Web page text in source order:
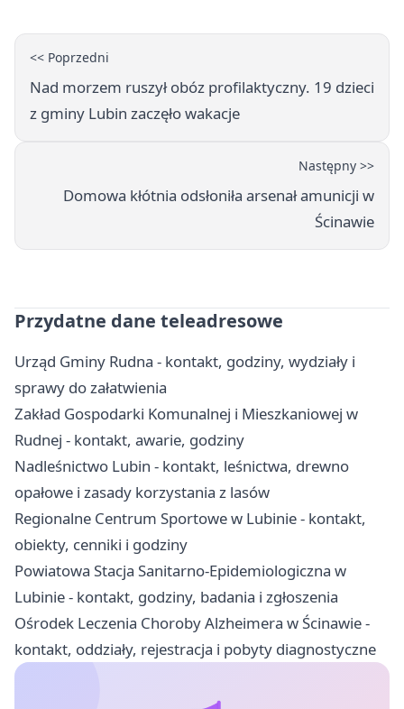
<< Poprzedni
Nad morzem ruszył obóz profilaktyczny. 19 dzieci
z gminy Lubin zaczęło wakacje
Następny >>
Domowa kłótnia odsłoniła arsenał amunicji w
Ścinawie
Przydatne dane teleadresowe
Urząd Gminy Rudna - kontakt, godziny, wydziały i
sprawy do załatwienia
Zakład Gospodarki Komunalnej i Mieszkaniowej w
Rudnej - kontakt, awarie, godziny
Nadleśnictwo Lubin - kontakt, leśnictwa, drewno
opałowe i zasady korzystania z lasów
Regionalne Centrum Sportowe w Lubinie - kontakt,
obiekty, cenniki i godziny
Powiatowa Stacja Sanitarno-Epidemiologiczna w
Lubinie - kontakt, godziny, badania i zgłoszenia
Ośrodek Leczenia Choroby Alzheimera w Ścinawie -
kontakt, oddziały, rejestracja i pobyty diagnostyczne